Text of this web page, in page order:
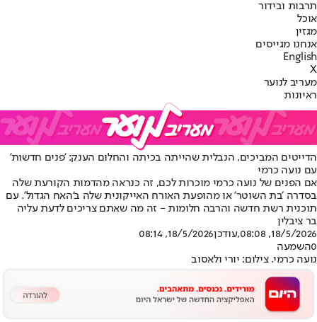
תרבות ובידור
אוכל
מגזין
אנחנו מגייסים
English
X
מעריב לנוער
ראיונות
הדייטים המביכים, הנבלית שהייתה בכיתה והחלום הענק: 'פנים חדשות'
עם נועה כרמי
אם הפנים של נועה כרמי מוכרות לכם, זה כנראה מהדמות הקורעת שלה
בסדרה ׳בת השוטר׳ או מהופעת האורח האייקונית שלה ב'האח הגדול'. עם
תוכנית רשת חדשה והרבה חלומות - זה מה שאתם צריכים לדעת עליה
בר ציבלין
18/5/2026, 08:08
,עודכן18/5/2026, 08:14
0השמעה
נועה כרמי. צילום: יורי ולאסוב